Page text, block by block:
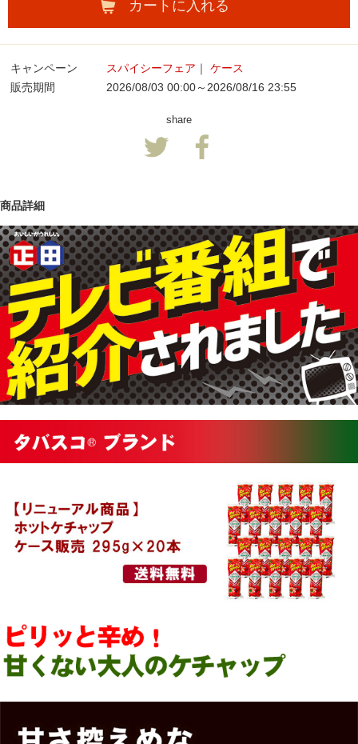
カートに入れる
キャンペーン スパイシーフェア ｜ ケース
販売期間
2026/08/03 00:00～2026/08/16 23:55
share
商品詳細